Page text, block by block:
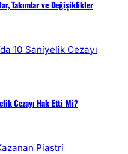
Takımlar ve Değişiklikler
Cezayı Hak Etti Mi?